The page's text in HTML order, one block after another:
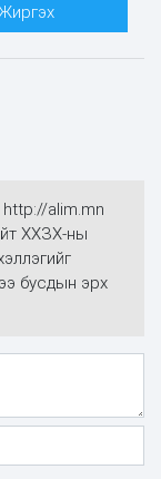
http://alim.mn
ХХЗХ-ны
бусдын эрх